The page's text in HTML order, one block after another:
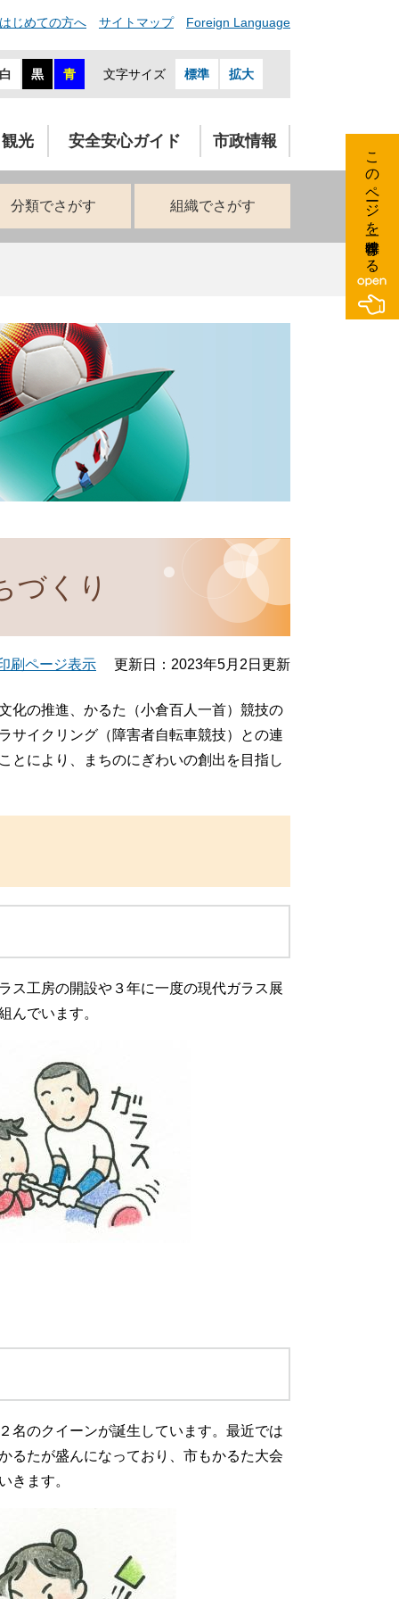
はじめての方へ サイトマップ Foreign Language
白 黒 青 文字サイズ 標準 拡大
光 安全安心ガイド 市政情報
分類でさがす 組織でさがす
づくり
刷ページ表示 更新日：2023年5月2日更新
の推進、かるた（小倉百人一首）競技の
サイクリング（障害者自転車競技）との連
とにより、まちのにぎわいの創出を目指し
工房の開設や３年に一度の現代ガラス展
んでいます。
のクイーンが誕生しています。最近では
るたが盛んになっており、市もかるた大会
きます。
このページを一時保存する